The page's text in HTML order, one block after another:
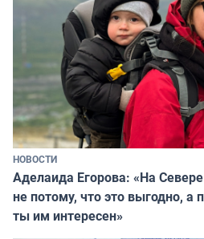
НОВОСТИ
Аделаида Егорова: «На
не потому, что это выгодно, а
ты им интересен»